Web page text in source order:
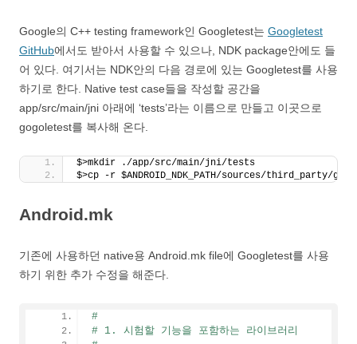
Google의 C++ testing framework인 Googletest는 Googletest
GitHub에서도 받아서 사용할 수 있으나, NDK package안에도 들
어 있다. 여기서는 NDK안의 다음 경로에 있는 Googletest를 사용
하기로 한다. Native test case들을 작성할 공간을
app/src/main/jni 아래에 ‘tests’라는 이름으로 만들고 이곳으로
gogoletest를 복사해 온다.
$>mkdir ./app/src/main/jni/tests
$>cp -r $ANDROID_NDK_PATH/sources/
Android.mk
기존에 사용하던 native용 Android.mk file에 Googletest를 사용
하기 위한 추가 수정을 해준다.
#
# 1. 시험할 기능을 포함하는 라이브러리